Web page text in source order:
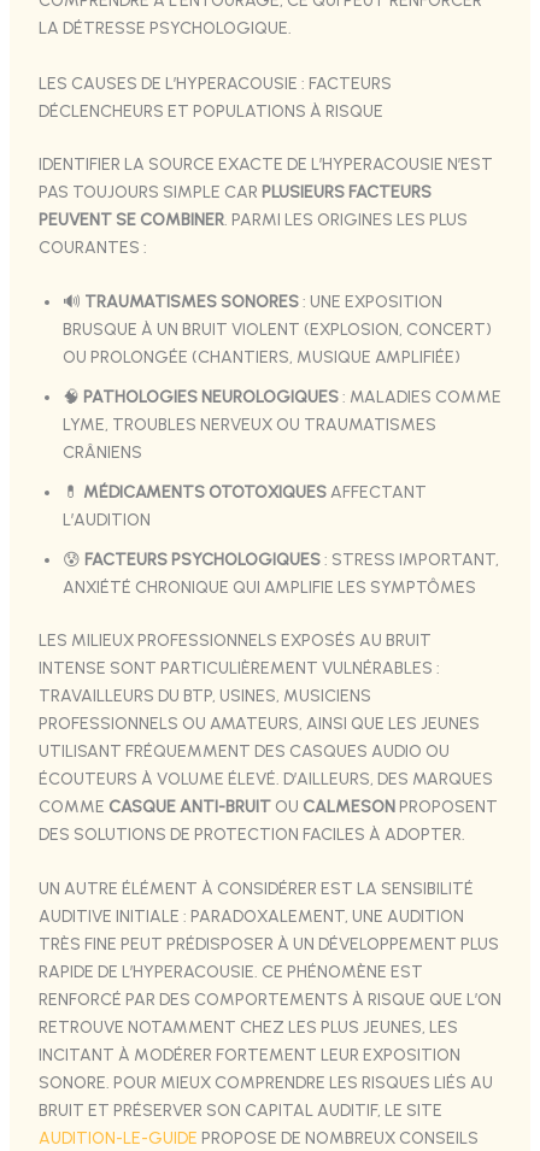
LA DÉTRESSE PSYCHOLOGIQUE.
LES CAUSES DE L’HYPERACOUSIE : FACTEURS
DÉCLENCHEURS ET POPULATIONS À RISQUE
IDENTIFIER LA SOURCE EXACTE DE L’HYPERACOUSIE N’EST
PAS TOUJOURS SIMPLE CAR PLUSIEURS FACTEURS
PEUVENT SE COMBINER. PARMI LES ORIGINES LES PLUS
COURANTES :
🔊 TRAUMATISMES SONORES: UNE EXPOSITION
BRUSQUE À UN BRUIT VIOLENT (EXPLOSION, CONCERT)
OU PROLONGÉE (CHANTIERS, MUSIQUE AMPLIFIÉE)
🧠 PATHOLOGIES NEUROLOGIQUES: MALADIES COMME
LYME, TROUBLES NERVEUX OU TRAUMATISMES
CRÂNIENS
💊 MÉDICAMENTS OTOTOXIQUESAFFECTANT
L’AUDITION
😰 FACTEURS PSYCHOLOGIQUES: STRESS IMPORTANT,
ANXIÉTÉ CHRONIQUE QUI AMPLIFIE LES SYMPTÔMES
LES MILIEUX PROFESSIONNELS EXPOSÉS AU BRUIT
INTENSE SONT PARTICULIÈREMENT VULNÉRABLES :
TRAVAILLEURS DU BTP, USINES, MUSICIENS
PROFESSIONNELS OU AMATEURS, AINSI QUE LES JEUNES
UTILISANT FRÉQUEMMENT DES CASQUES AUDIO OU
ÉCOUTEURS À VOLUME ÉLEVÉ. D’AILLEURS, DES MARQUES
COMME CASQUE ANTI-BRUITOU CALMESONPROPOSENT
DES SOLUTIONS DE PROTECTION FACILES À ADOPTER.
UN AUTRE ÉLÉMENT À CONSIDÉRER EST LA SENSIBILITÉ
AUDITIVE INITIALE : PARADOXALEMENT, UNE AUDITION
TRÈS FINE PEUT PRÉDISPOSER À UN DÉVELOPPEMENT PLUS
RAPIDE DE L’HYPERACOUSIE. CE PHÉNOMÈNE EST
RENFORCÉ PAR DES COMPORTEMENTS À RISQUE QUE L’ON
RETROUVE NOTAMMENT CHEZ LES PLUS JEUNES, LES
INCITANT À MODÉRER FORTEMENT LEUR EXPOSITION
SONORE. POUR MIEUX COMPRENDRE LES RISQUES LIÉS AU
BRUIT ET PRÉSERVER SON CAPITAL AUDITIF, LE SITE
AUDITION-LE-GUIDE PROPOSE DE NOMBREUX CONSEILS